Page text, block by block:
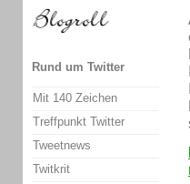
Rund um Twitter
Mit 140 Zeichen
Treffpunkt Twitter
Tweetnews
Twitkrit